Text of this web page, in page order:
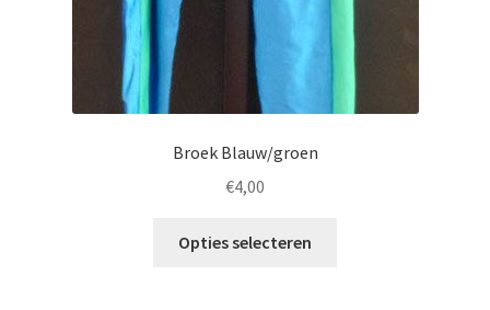
Broek Blauw/groen
€4,00
Opties selecteren